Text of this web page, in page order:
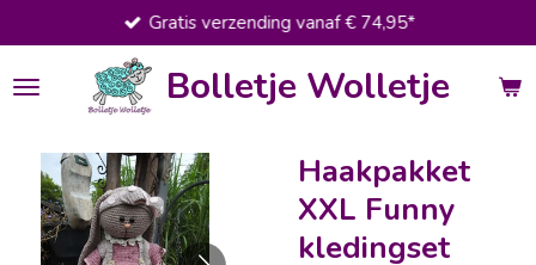
direct
naar
de
Bolletje Wolletje
Gratis verzending vanaf € 74,95*
Haakpakket
XXL Funny
kledingset